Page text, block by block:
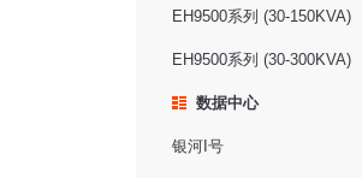
EH9500系列 (30-150KVA)
EH9500系列 (30-300KVA)
数据中心
银河I号